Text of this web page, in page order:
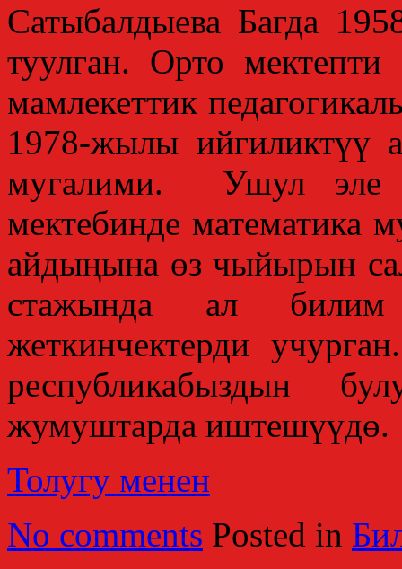
Сатыбалдыева Багда
туулган. Орто
мамлекеттик
1978-жылы ийгиликтүү
мугалими. Ушул
мектебинде математика
айдыңына өз чыйырын
стажында ал
жеткинчектерди
республикабыздын
жумуштарда иштешүүдө.
Толугу менен
No comments Posted in